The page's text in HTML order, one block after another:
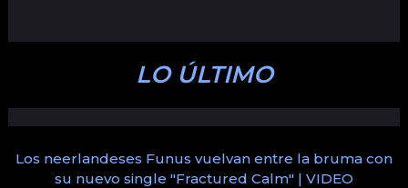
LO ÚLTIMO
Los neerlandeses Funus vuelvan entre la bruma con
su nuevo single "Fractured Calm" | VIDEO